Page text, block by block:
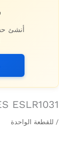
أنشئ
ESLR1031
/ للقطعة الواحدة